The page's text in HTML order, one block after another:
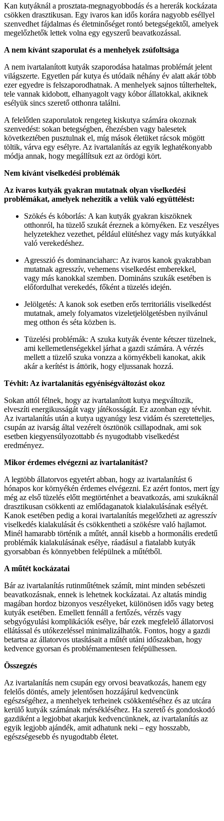
Kan kutyáknál a prosztata-megnagyobbodás és a hererák kockázata
csökken drasztikusan. Egy ivaros kan idős korára nagyobb eséllyel
szenvedhet fájdalmas és életminőséget rontó betegségektől, amelyek
megelőzhetők lettek volna egy egyszerű beavatkozással.
A nem kívánt szaporulat és a menhelyek zsúfoltsága
A nem ivartalanított kutyák szaporodása hatalmas problémát jelent
világszerte. Egyetlen pár kutya és utódaik néhány év alatt akár több
ezer egyedre is felszaporodhatnak. A menhelyek sajnos túlterheltek,
tele vannak kidobott, elhanyagolt vagy kóbor állatokkal, akiknek
esélyük sincs szerető otthonra találni.
A felelőtlen szaporulatok rengeteg kiskutya számára okoznak
szenvedést: sokan betegségben, éhezésben vagy balesetek
következtében pusztulnak el, míg mások életüket rácsok mögött
töltik, várva egy esélyre. Az ivartalanítás az egyik leghatékonyabb
módja annak, hogy megállítsuk ezt az ördögi kört.
Nem kívánt viselkedési problémák
Az ivaros kutyák gyakran mutatnak olyan viselkedési
problémákat, amelyek nehezítik a velük való együttélést:
Szökés és kóborlás: A kan kutyák gyakran kiszöknek
otthonról, ha tüzelő szukát éreznek a környéken. Ez veszélyes
helyzetekhez vezethet, például elütéshez vagy más kutyákkal
való verekedéshez.
Agresszió és dominanciaharc: Az ivaros kanok gyakrabban
mutatnak agresszív, vehemens viselkedést emberekkel,
vagy más kanokkal szemben. Domináns szukák esetében is
előfordulhat verekedés, főként a tüzelés idején.
Jelölgetés: A kanok sok esetben erős territoriális viselkedést
mutatnak, amely folyamatos vizeletjelölgetésben nyilvánul
meg otthon és séta közben is.
Tüzelési problémák: A szuka kutyák évente kétszer tüzelnek,
ami kellemetlenségekkel járhat a gazdi számára. A vérzés
mellett a tüzelő szuka vonzza a környékbeli kanokat, akik
akár a kerítést is áttörik, hogy eljussanak hozzá.
Tévhit: Az ivartalanítás egyéniségváltozást okoz
Sokan attól félnek, hogy az ivartalanított kutya megváltozik,
elveszíti energikusságát vagy játékosságát. Ez azonban egy tévhit.
Az ivartalanítás után a kutya ugyanúgy lesz vidám és szeretetteljes,
csupán az ivarság által vezérelt ösztönök csillapodnak, ami sok
esetben kiegyensúlyozottabb és nyugodtabb viselkedést
eredményez.
Mikor érdemes elvégezni az ivartalanítást?
A legtöbb állatorvos egyetért abban, hogy az ivartalanítást 6
hónapos kor környékén érdemes elvégezni. Ez azért fontos, mert így
még az első tüzelés előtt megtörténhet a beavatkozás, ami szukáknál
drasztikusan csökkenti az emlődaganatok kialakulásának esélyét.
Kanok esetében pedig a korai ivartalanítás megelőzheti az agresszív
viselkedés kialakulását és csökkentheti a szökésre való hajlamot.
Minél hamarabb történik a műtét, annál kisebb a hormonális eredetű
problémák kialakulásának esélye, ráadásul a fiatalabb kutyák
gyorsabban és könnyebben felépülnek a műtétből.
A műtét kockázatai
Bár az ivartalanítás rutinműtétnek számít, mint minden sebészeti
beavatkozásnak, ennek is lehetnek kockázatai. Az altatás mindig
magában hordoz bizonyos veszélyeket, különösen idős vagy beteg
kutyák esetében. Emellett fennáll a fertőzés, vérzés vagy
sebgyógyulási komplikációk esélye, bár ezek megfelelő állatorvosi
ellátással és utókezeléssel minimalizálhatók. Fontos, hogy a gazdi
betartsa az állatorvos utasításait a műtét utáni időszakban, hogy
kedvence gyorsan és problémamentesen felépülhessen.
Összegzés
Az ivartalanítás nem csupán egy orvosi beavatkozás, hanem egy
felelős döntés, amely jelentősen hozzájárul kedvencünk
egészségéhez, a menhelyek terheinek csökkentéséhez és az utcára
kerülő kutyák számának mérsékléséhez. Ha szerető és gondoskodó
gazdiként a legjobbat akarjuk kedvencünknek, az ivartalanítás az
egyik legjobb ajándék, amit adhatunk neki – egy hosszabb,
egészségesebb és nyugodtabb életet.